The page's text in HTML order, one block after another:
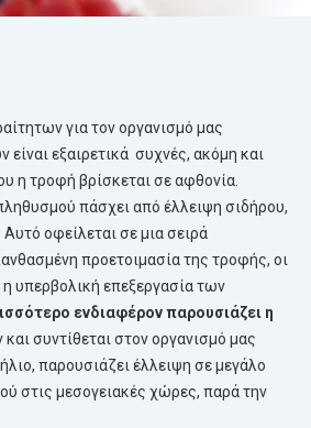
για τον οργανισμό μας
εξαιρετικά συχνές, ακόμη και
η τροφή βρίσκεται σε αφθονία.
πάσχει από έλλειψη σιδήρου,
οφείλεται σε μια σειρά
προετοιμασία της τροφής, οι
υπερβολική επεξεργασία των
ενδιαφέρον παρουσιάζει η
και συντίθεται στον οργανισμό μας
παρουσιάζει έλλειψη σε μεγάλο
στις μεσογειακές χώρες, παρά την